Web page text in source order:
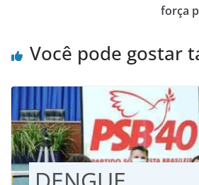
força
Você pode gostar